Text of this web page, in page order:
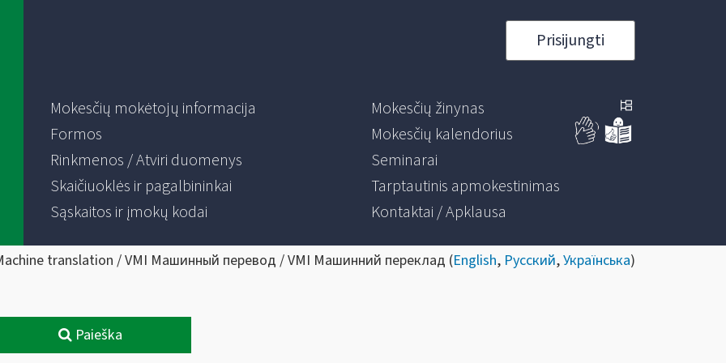
Prisijungti
Mokesčių mokėtojų informacija
Formos
Rinkmenos / Atviri duomenys
Skaičiuoklės ir pagalbininkai
Sąskaitos ir įmokų kodai
Mokesčių žinynas
Mokesčių kalendorius
Seminarai
Tarptautinis apmokestinimas
Kontaktai / Apklausa
translation / VMI Машинный перевод / VMI Машинний переклад (English, Русский,Українська)
Paieška